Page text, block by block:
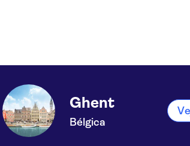
Ghent
Bélgica